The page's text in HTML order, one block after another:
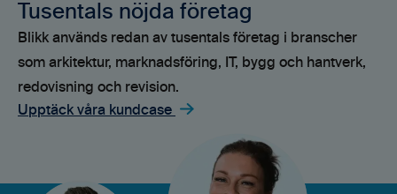
Tusentals nöjda företag
Blikk används redan av tusentals företag i branscher
som arkitektur, marknadsföring, IT, bygg och hantverk,
redovisning och revision.
Upptäck våra kundcase